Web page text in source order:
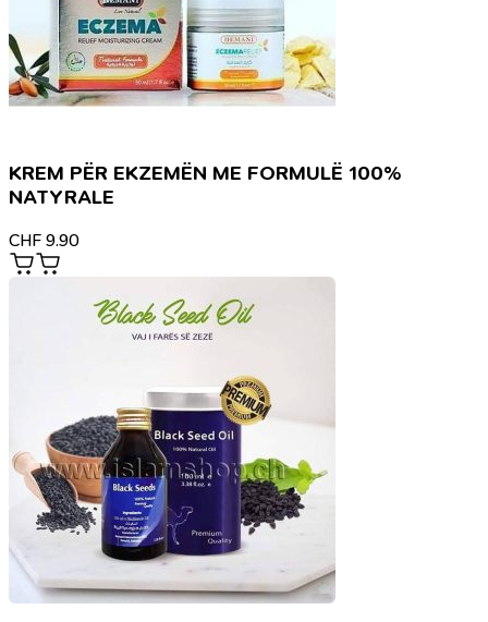
KREM PËR EKZEMËN ME FORMULË 100%
NATYRALE
CHF 9.90